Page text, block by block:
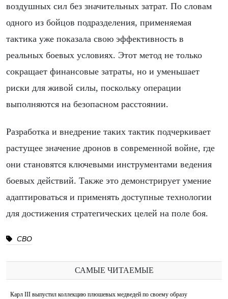
воздушных сил без значительных затрат. По словам
одного из бойцов подразделения, применяемая
тактика уже показала свою эффективность в
реальных боевых условиях. Этот метод не только
сокращает финансовые затраты, но и уменьшает
риски для живой силы, поскольку операции
выполняются на безопасном расстоянии.
Разработка и внедрение таких тактик подчеркивает
растущее значение дронов в современной войне, где
они становятся ключевыми инструментами ведения
боевых действий. Также это демонстрирует умение
адаптироваться и применять доступные технологии
для достижения стратегических целей на поле боя.
СВО
САМЫЕ ЧИТАЕМЫЕ
Карл III выпустил коллекцию плюшевых медведей по своему образу